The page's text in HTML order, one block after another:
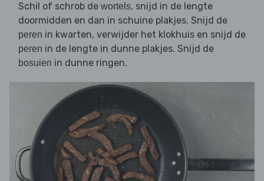
Schil of schrob de wortels, snijd in de lengte
doormidden en dan in schuine plakjes. Snijd de
peren in kwarten, verwijder het klokhuis en snijd de
peren in de lengte in dunne plakjes. Snijd de
bosuien in dunne ringen.